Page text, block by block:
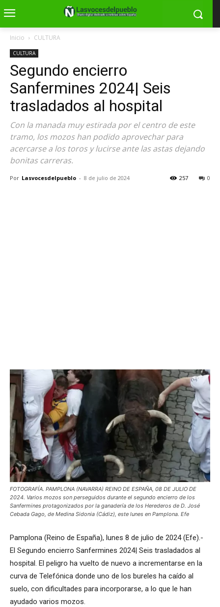
Inicio CULTURA
CULTURA
Segundo encierro
Sanfermines 2024| Seis
trasladados al hospital
Con la manada muy estirada por el centro de este
tramo, los mozos han podido aprovechar para
acercarse a los toros y lucirse ante las astas dejando
bonitas carreras.
Por Lasvocesdelpueblo - 8 de julio de 2024 0
257
FOTOGRAFÍA. PAMPLONA (NAVARRA) REINO DE ESPAÑA, 08 DE JULIO DE
2024. Varios mozos son perseguidos durante el segundo encierro de los
Sanfermines protagonizados por la ganadería de los Herederos de D. José
Cebada Gago, de Medina Sidonia (Cádiz), este lunes en Pamplona. Efe
Pamplona (Reino de España), lunes 8 de julio de 2024 (Efe).-
El Segundo encierro Sanfermines 2024| Seis trasladados al
hospital. El peligro ha vuelto de nuevo a incrementarse en la
curva de Telefónica donde uno de los bureles ha caído al
suelo, con dificultades para incorporarse, a lo que le han
ayudado varios mozos.